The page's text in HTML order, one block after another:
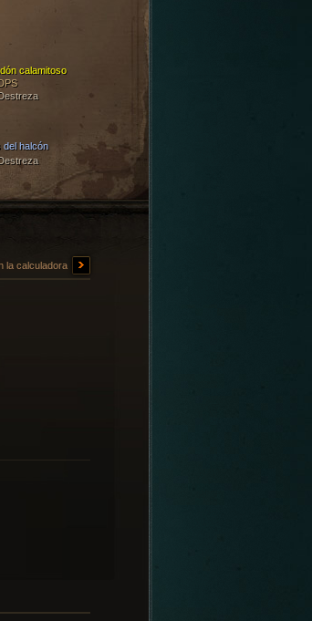
del halcón
calamitoso
la calculadora